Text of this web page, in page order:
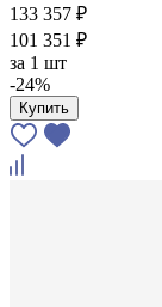
133 357 ₽
101 351 ₽
за 1 шт
-24%
Купить